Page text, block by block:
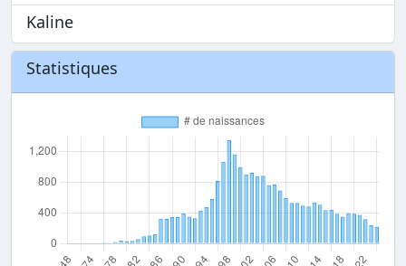
Kaline
Statistiques